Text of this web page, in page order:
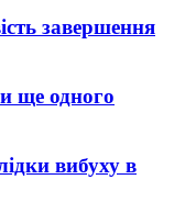
завершення
ще одного
вибуху в